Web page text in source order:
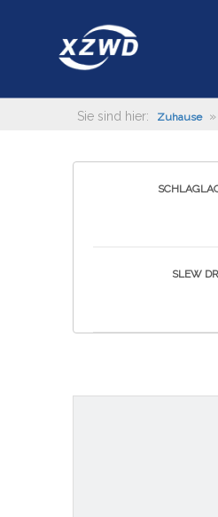
Sie sind hier: Zuhause »
SLEW